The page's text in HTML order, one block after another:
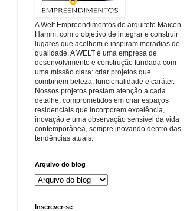
A Welt Empreendimentos do arquiteto Maicon
Hamm, com o objetivo de integrar e construir
lugares que acolhem e inspiram moradias de
qualidade. A WELT é uma empresa de
desenvolvimento e construção fundada com
uma missão clara: criar projetos que
combinem beleza, funcionalidade e caráter.
Nossos projetos prestam atenção a cada
detalhe, comprometidos em criar espaços
residenciais que incorporem excelência,
inovação e uma observação sensível da vida
contemporânea, sempre inovando dentro das
tendências atuais.
Arquivo do blog
Inscrever-se